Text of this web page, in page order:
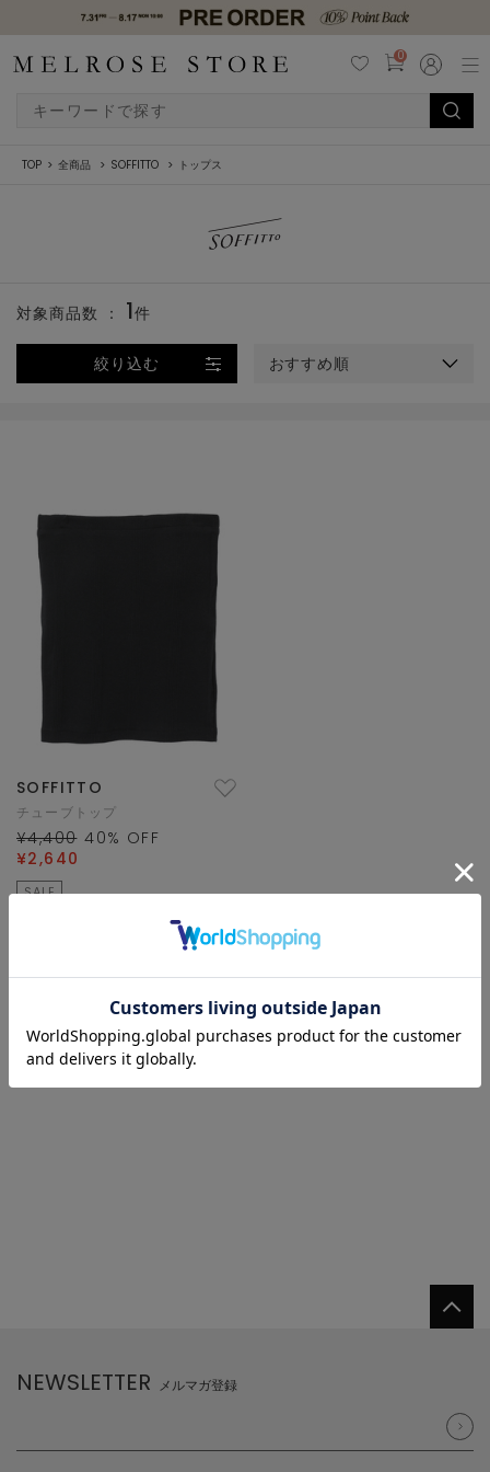
0
TOP 全商品 SOFFITTO トップス
絞り込む おすすめ順
対象商品数 ： 1件
SOFFITTO
チューブトップ
¥4,400 40% OFF
¥2,640
SALE
1/1 ページ全1件
NEWSLETTER メルマガ登録